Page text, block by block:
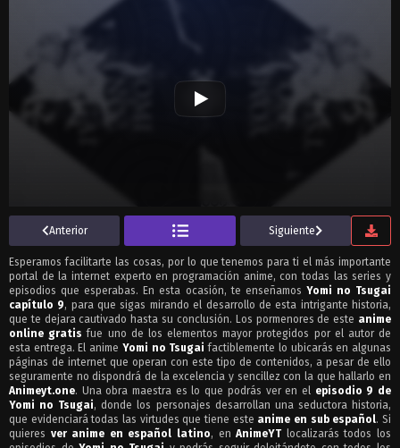
Anterior Siguiente
Esperamos facilitarte las cosas, por lo que tenemos para ti el más importante
portal de la internet experto en programación anime, con todas las series y
episodios que esperabas. En esta ocasión, te enseñamos Yomi no Tsugai
capítulo 9, para que sigas mirando el desarrollo de esta intrigante historia,
que te dejara cautivado hasta su conclusión. Los pormenores de este anime
online gratis fue uno de los elementos mayor protegidos por el autor de
esta entrega. El anime Yomi no Tsugai factiblemente lo ubicarás en algunas
páginas de internet que operan con este tipo de contenidos, a pesar de ello
seguramente no dispondrá de la excelencia y sencillez con la que hallarlo en
Animeyt.one. Una obra maestra es lo que podrás ver en el episodio 9 de
Yomi no Tsugai, donde los personajes desarrollan una seductora historia,
que evidenciará todas las virtudes que tiene este anime en sub español. Si
quieres ver anime en español latino, enAnimeYTlocalizarás todos los